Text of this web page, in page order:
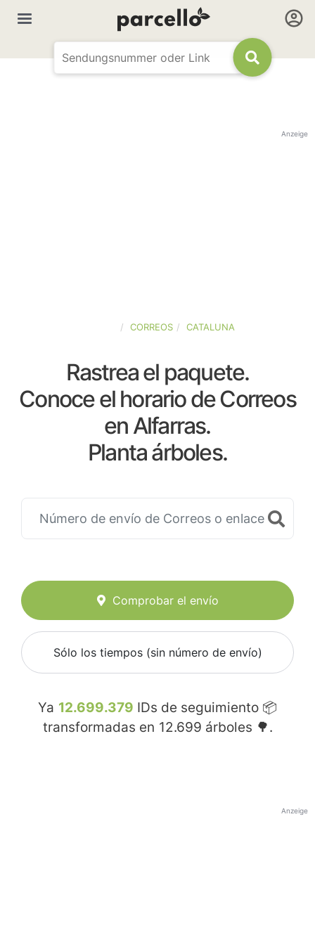
Anzeige
CORREOS CATALUNA
Rastrea el paquete.
Conoce el horario de Correos
en Alfarras.
Planta árboles.
Comprobar el envío
Sólo los tiempos (sin número de envío)
Ya 12.699.379 IDs de seguimiento 📦
transformadas en 12.699 árboles 🌳.
Anzeige